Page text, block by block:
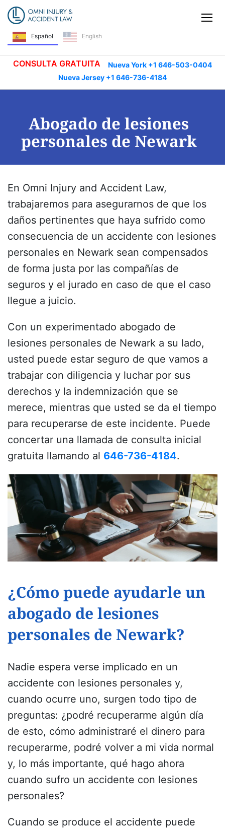
Saltar navegación
Español English
CONSULTA GRATUITA
Nueva York +1 646-503-0404
Nueva Jersey +1 646-736-4184
Abogado de lesiones
personales de Newark
En Omni Injury and Accident Law,
trabajaremos para asegurarnos de que los
daños pertinentes que haya sufrido como
consecuencia de un accidente con lesiones
personales en Newark sean compensados
de forma justa por las compañías de
seguros y el jurado en caso de que el caso
llegue a juicio.
Con un experimentado abogado de
lesiones personales de Newark a su lado,
usted puede estar seguro de que vamos a
trabajar con diligencia y luchar por sus
derechos y la indemnización que se
merece, mientras que usted se da el tiempo
para recuperarse de este incidente. Puede
concertar una llamada de consulta inicial
gratuita llamando al 646-736-4184.
¿Cómo puede ayudarle un
abogado de lesiones
personales de Newark?
Nadie espera verse implicado en un
accidente con lesiones personales y,
cuando ocurre uno, surgen todo tipo de
preguntas: ¿podré recuperarme algún día
de esto, cómo administraré el dinero para
recuperarme, podré volver a mi vida normal
y, lo más importante, qué hago ahora
cuando sufro un accidente con lesiones
personales?
Cuando se produce el accidente puede